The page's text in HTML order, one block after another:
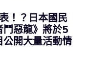
！？日本國民
惡龍》將於5
開大量活動情